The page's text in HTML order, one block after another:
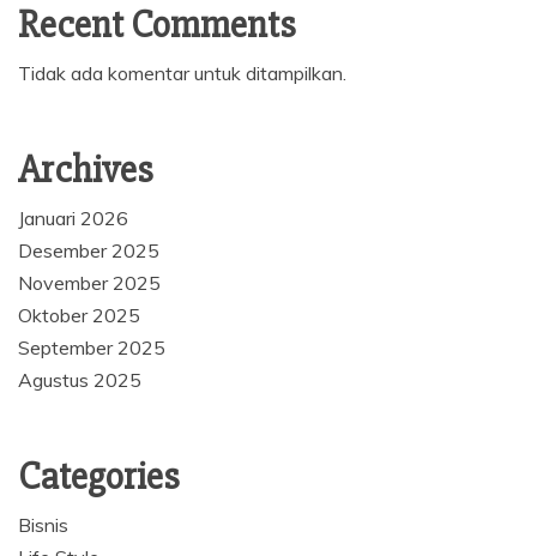
Recent Comments
Tidak ada komentar untuk ditampilkan.
Archives
Januari 2026
Desember 2025
November 2025
Oktober 2025
September 2025
Agustus 2025
Categories
Bisnis